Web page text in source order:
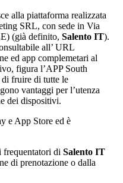
alla piattaforma realizzata
SRL, con sede in Via
(già definito, Salento IT).
all’ URL
ed app complemetari al
figura l’APP South
di fruire di tutte le
vantaggi per l’utenza
dei dispositivi.
e App Store ed è
frequentatori di Salento IT
di prenotazione o dalla